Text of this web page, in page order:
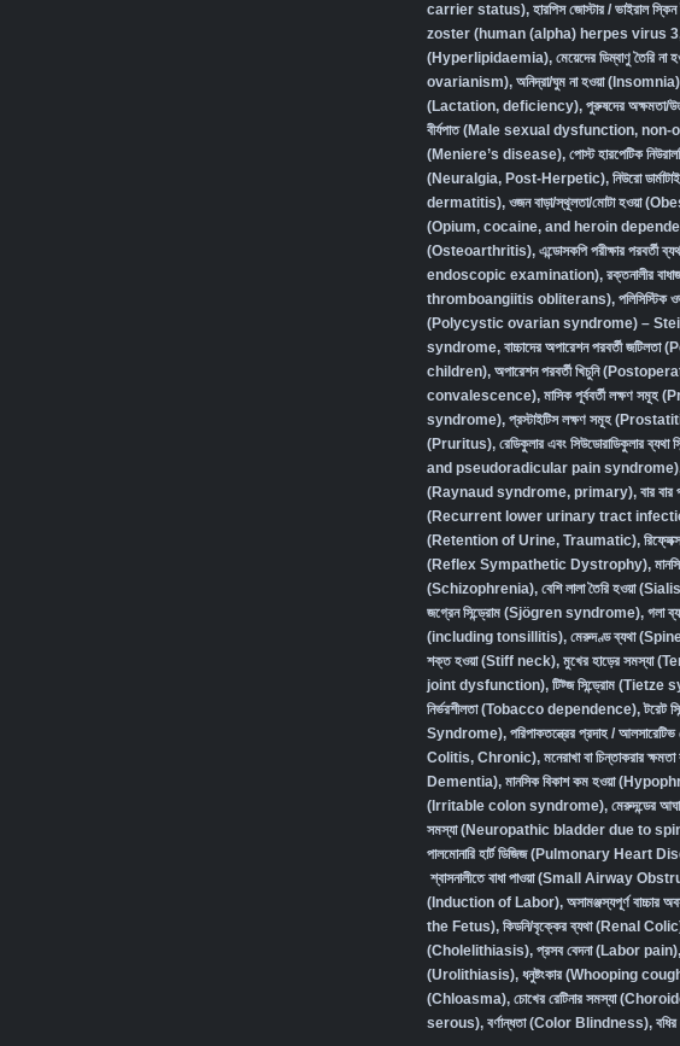
carrier status), হারপিস জোস্টার / ভাইরাল
zoster (human (alpha) herpes virus 3
(Hyperlipidaemia), মেয়েদের ডিম্বাণু তৈরি
ovarianism), অনিদ্রা/ঘুম না হওয়া (Insomnia)
(Lactation, deficiency), পুরুষদের অক্ষমতা/
বীর্যপাত (Male sexual dysfunction, non-
(Meniere’s disease), পোস্ট হারপেটিক
(Neuralgia, Post-Herpetic), নিউরো
dermatitis), ওজন বাড়া/স্থূলতা/মোটা হওয়া
(Opium, cocaine, and heroin
(Osteoarthritis), এন্ডোসকপি পরীক্ষার
endoscopic examination), রক্তনালীর
thromboangiitis obliterans), পলিসিস্টিক
(Polycystic ovarian syndrome) –
syndrome, বাচ্চাদের অপারেশন পরবর্তী
children), অপারেশন পরবর্তী খিচুনি
convalescence), মাসিক পূর্ববর্তী লক্ষণ
syndrome), প্রস্টাইটিস লক্ষণ সমূহ
(Pruritus), রেডিকুলার এবং সিউডোরাডিকুলার
and pseudoradicular pain syndrome)
(Raynaud syndrome, primary), বার
(Recurrent lower urinary tract
(Retention of Urine, Traumatic),
(Reflex Sympathetic Dystrophy),
(Schizophrenia), বেশি লালা তৈরি হওয়া
জগ্রেন সিন্ড্রোম (Sjögren syndrome), গলা
(including tonsillitis), মেরুদণ্ড ব্যথা
শক্ত হওয়া (Stiff neck), মুখের হাড়ের সমস্যা
joint dysfunction), টিট্জ সিন্ড্রোম
নির্ভরশীলতা (Tobacco dependence),টরেট
Syndrome), পরিপাকতন্ত্রের প্রদাহ /
Colitis, Chronic), মনেরাখা বা চিন্তাকরার
Dementia), মানসিক বিকাশ কম হওয়া
(Irritable colon syndrome), মেরুদন্ডের
সমস্যা (Neuropathic bladder due to
পালমোনারি হার্ট ডিজিজ (Pulmonary Heart
শ্বাসনালীতে বাধা পাওয়া (Small Airway
(Induction of Labor), অসামঞ্জস্যপূর্ণ
the Fetus), কিডনি/বৃক্কের ব্যথা (Renal
(Cholelithiasis), প্রসব বেদনা (Labor pain),
(Urolithiasis), ধনুষ্টংকার (Whooping
(Chloasma), চোখের রেটিনার সমস্যা
serous), বর্ণান্ধতা (Color Blindness),